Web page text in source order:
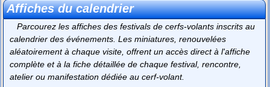
Affiches du calendrier
Parcourez les affiches des festivals de cerfs-volants inscrits au
calendrier des événements. Les miniatures, renouvelées
aléatoirement à chaque visite, offrent un accès direct à l'affiche
complète et à la fiche détaillée de chaque festival, rencontre,
atelier ou manifestation dédiée au cerf-volant.